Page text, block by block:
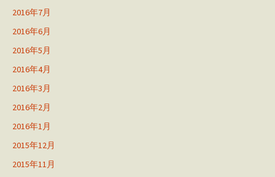
2016年7月
2016年6月
2016年5月
2016年4月
2016年3月
2016年2月
2016年1月
2015年12月
2015年11月